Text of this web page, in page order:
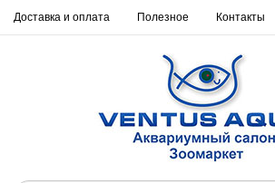
Доставка и оплата Полезное Контакты